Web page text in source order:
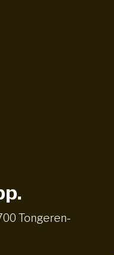
Tongeren-